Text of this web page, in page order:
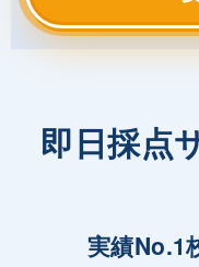
即日採点
実績No.1